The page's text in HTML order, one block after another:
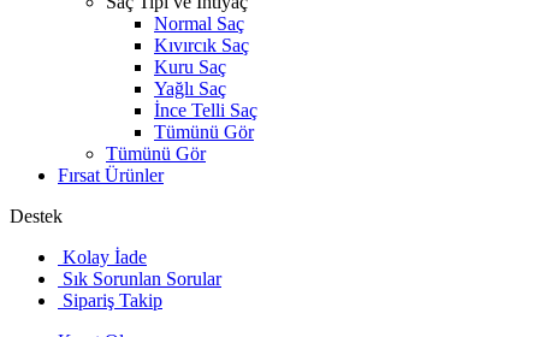
Normal Saç
Kıvırcık Saç
Kuru Saç
Yağlı Saç
İnce Telli Saç
Tümünü Gör
Tümünü Gör
Fırsat Ürünler
Destek
Kolay İade
Sık Sorunlan Sorular
Sipariş Takip